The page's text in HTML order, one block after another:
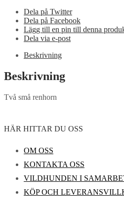
Dela på Twitter
Dela på Facebook
Lägg till en pin till denna
Dela via e-post
Beskrivning
Beskrivning
Två små renhorn
HÄR HITTAR DU OSS
OM OSS
KONTAKTA OSS
VILDHUNDEN I
KÖP OCH